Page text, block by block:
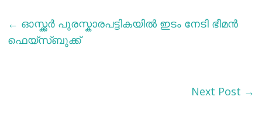
← ഓസ്ക്കർ പുരസ്കാരപട്ടികയിൽ ഇടം നേടി ഭീമൻ
ഫെയ്സ്ബുക്ക്
Next Post →